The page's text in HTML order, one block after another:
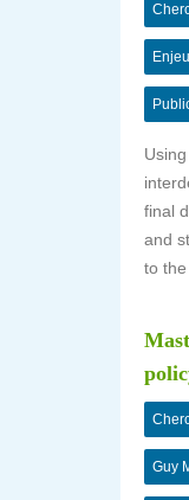
final
and
to
Guy